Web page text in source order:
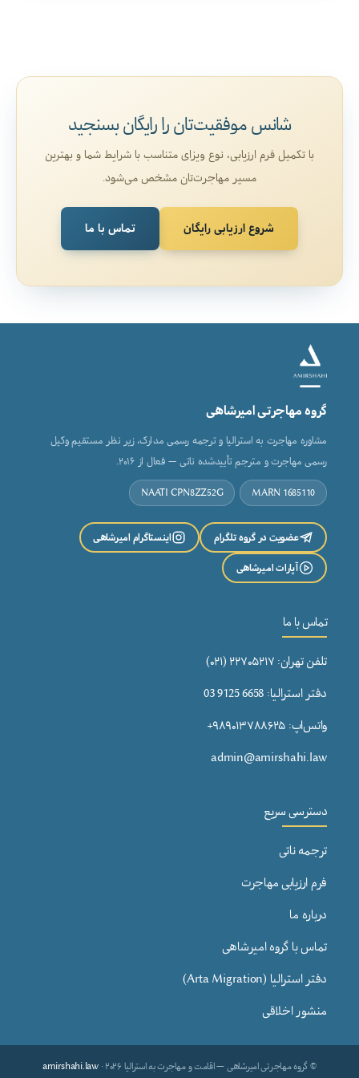
شانس موفقیت‌تان را رایگان بسنجید
با تکمیل فرم ارزیابی، نوع ویزای متناسب با شرایط شما و بهترین
مسیر مهاجرت‌تان مشخص می‌شود.
شروع ارزیابی رایگان تماس با ما
گروه مهاجرتی امیرشاهی
مشاوره مهاجرت به استرالیا و ترجمه رسمی مدارک، زیر نظر مستقیم وکیل
رسمی مهاجرت و مترجم تأییدشده ناتی — فعال از ۲۰۱۶.
MARN 1685110
NAATI CPN8ZZ52G
عضویت در گروه تلگرام اینستاگرام امیرشاهی
آپارات امیرشاهی
تماس با ما
تلفن تهران: ۲۲۷۰۵۲۱۷ (۰۲۱)
دفتر استرالیا: 6658 9125 03
واتس‌اپ: ۹۸۹۰۱۳۷۸۸۶۲۵+
admin@amirshahi.law
دسترسی سریع
ترجمه ناتی
فرم ارزیابی مهاجرت
درباره ما
تماس با گروه امیرشاهی
دفتر استرالیا (Arta Migration)
منشور اخلاقی
© گروه مهاجرتی امیرشاهی — اقامت و مهاجرت به استرالیا ۲۰۲۶ · amirshahi.law